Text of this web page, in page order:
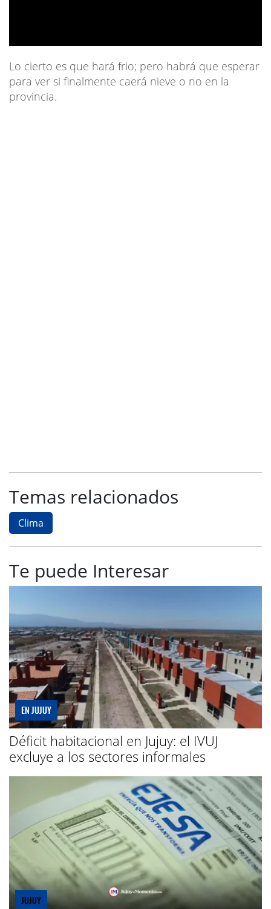
Lo cierto es que hará frio; pero habrá que esperar
para ver si finalmente caerá nieve o no en la
provincia.
Temas relacionados
Clima
Te puede Interesar
EN JUJUY
Déficit habitacional en Jujuy: el IVUJ
excluye a los sectores informales
JUJUY